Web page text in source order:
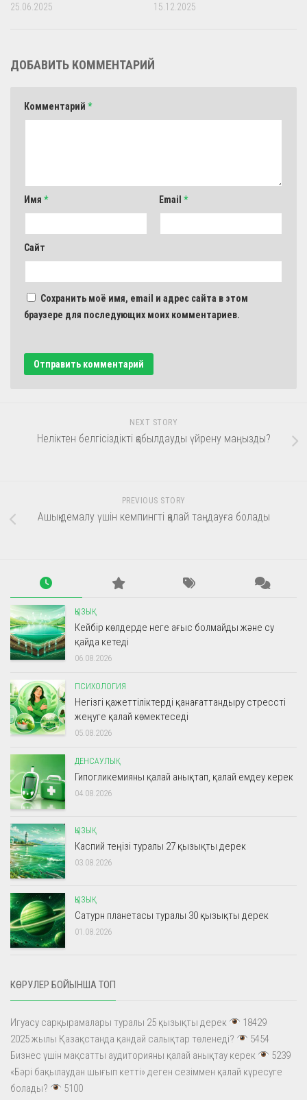
25.06.2025 15.12.2025
ДОБАВИТЬ КОММЕНТАРИЙ
Комментарий *
Имя * Email *
Сайт
Сохранить моё имя, email и адрес сайта в этом
браузере для последующих моих комментариев.
NEXT STORY
Неліктен белгісіздікті қабылдауды үйрену маңызды?
PREVIOUS STORY
Ашық демалу үшін кемпингті қалай таңдауға болады
ҚЫЗЫҚ
Кейбір көлдерде неге ағыс болмайды және су
қайда кетеді
06.08.2026
ПСИХОЛОГИЯ
Негізгі қажеттіліктерді қанағаттандыру стрессті
жеңуге қалай көмектеседі
05.08.2026
ДЕНСАУЛЫҚ
Гипогликемияны қалай анықтап, қалай емдеу керек
04.08.2026
ҚЫЗЫҚ
Каспий теңізі туралы 27 қызықты дерек
03.08.2026
ҚЫЗЫҚ
Сатурн планетасы туралы 30 қызықты дерек
01.08.2026
КӨРУЛЕР БОЙЫНША ТОП
Игуасу сарқырамалары туралы 25 қызықты дерек
18429
2025 жылы Қазақстанда қандай салықтар төленеді?
5454
Бизнес үшін мақсатты аудиторияны қалай анықтау керек
5239
«Бәрі бақылаудан шығып кетті» деген сезіммен қалай күресуге
болады?
5100